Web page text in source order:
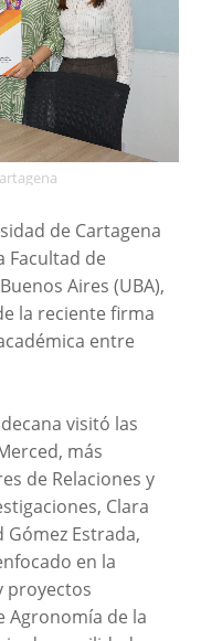
de Cartagena
Facultad de
Aires (UBA),
la reciente firma
entre
visitó las
más
de Relaciones y
Clara
Estrada,
en la
proyectos
Agronomía de la